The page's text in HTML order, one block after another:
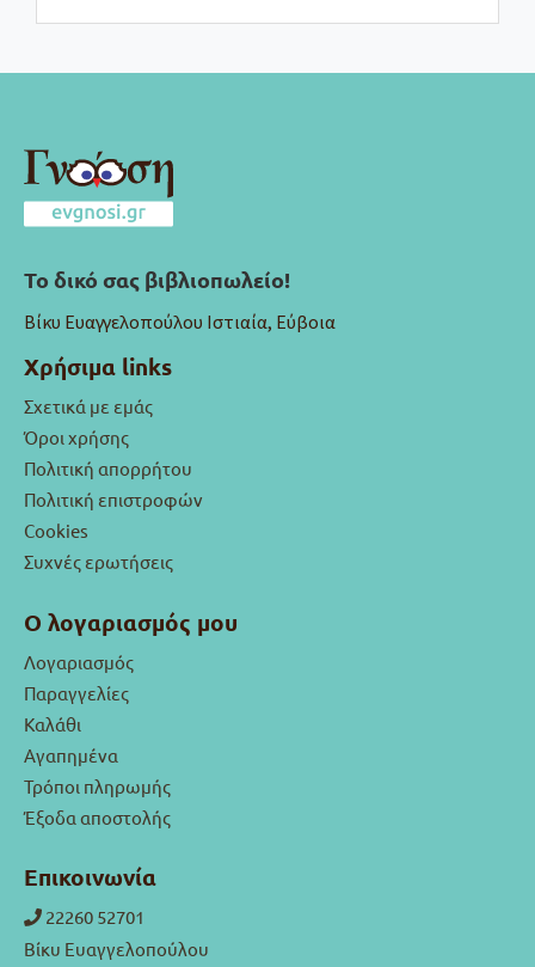
Το δικό σας βιβλιοπωλείο!
Βίκυ Ευαγγελοπούλου Ιστιαία, Εύβοια
Χρήσιμα links
Σχετικά με εμάς
Όροι χρήσης
Πολιτική απορρήτου
Πολιτική επιστροφών
Cookies
Συχνές ερωτήσεις
Ο λογαριασμός μου
Λογαριασμός
Παραγγελίες
Καλάθι
Αγαπημένα
Τρόποι πληρωμής
Έξοδα αποστολής
Επικοινωνία
22260 52701
Βίκυ Ευαγγελοπούλου